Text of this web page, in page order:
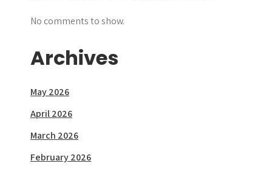
No comments to show.
Archives
May 2026
April 2026
March 2026
February 2026